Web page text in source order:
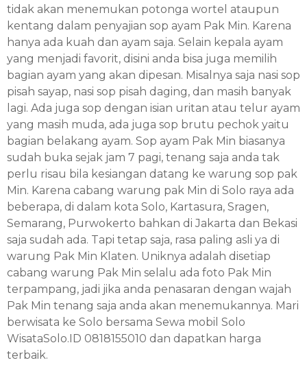
tidak akan menemukan potonga wortel ataupun
kentang dalam penyajian sop ayam Pak Min. Karena
hanya ada kuah dan ayam saja. Selain kepala ayam
yang menjadi favorit, disini anda bisa juga memilih
bagian ayam yang akan dipesan. Misalnya saja nasi sop
pisah sayap, nasi sop pisah daging, dan masih banyak
lagi. Ada juga sop dengan isian uritan atau telur ayam
yang masih muda, ada juga sop brutu pechok yaitu
bagian belakang ayam. Sop ayam Pak Min biasanya
sudah buka sejak jam 7 pagi, tenang saja anda tak
perlu risau bila kesiangan datang ke warung sop pak
Min. Karena cabang warung pak Min di Solo raya ada
beberapa, di dalam kota Solo, Kartasura, Sragen,
Semarang, Purwokerto bahkan di Jakarta dan Bekasi
saja sudah ada. Tapi tetap saja, rasa paling asli ya di
warung Pak Min Klaten. Uniknya adalah disetiap
cabang warung Pak Min selalu ada foto Pak Min
terpampang, jadi jika anda penasaran dengan wajah
Pak Min tenang saja anda akan menemukannya. Mari
berwisata ke Solo bersama Sewa mobil Solo
WisataSolo.ID 0818155010 dan dapatkan harga
terbaik.